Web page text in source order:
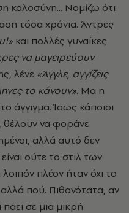
καλοσύνη... Νομίζω ότι
τόσα χρόνια. Άντρες
και πολλές γυναίκες
να μαγειρεύουν
λένε «Άγγλε, αγγίζεις
το κάνουν». Μα η
άγγιγμα. Ίσως κάποιοι
θέλουν να φοράνε
αλλά αυτό δεν
ούτε το στιλ των
πλέον ήταν όχι το
πού. Πιθανότατα, αν
πάει σε μια μικρή